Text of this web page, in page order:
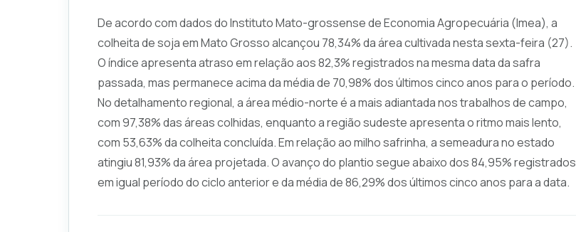
De acordo com dados do Instituto Mato-grossense de Economia Agropecuária (Imea), a
colheita de soja em Mato Grosso alcançou 78,34% da área cultivada nesta sexta-feira (27).
O índice apresenta atraso em relação aos 82,3% registrados na mesma data da safra
passada, mas permanece acima da média de 70,98% dos últimos cinco anos para o período.
No detalhamento regional, a área médio-norte é a mais adiantada nos trabalhos de campo,
com 97,38% das áreas colhidas, enquanto a região sudeste apresenta o ritmo mais lento,
com 53,63% da colheita concluída. Em relação ao milho safrinha, a semeadura no estado
atingiu 81,93% da área projetada. O avanço do plantio segue abaixo dos 84,95% registrados
em igual período do ciclo anterior e da média de 86,29% dos últimos cinco anos para a data.